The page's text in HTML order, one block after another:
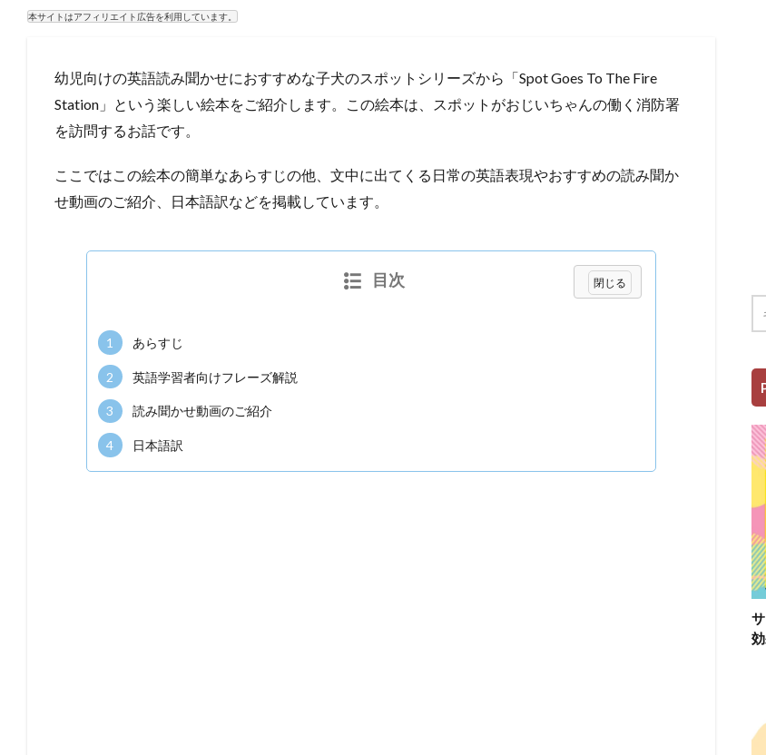
本サイトはアフィリエイト広告を利用しています。
幼児向けの英語読み聞かせにおすすめな子犬のスポットシリーズから「Spot Goes To The Fire
Station」という楽しい絵本をご紹介します。この絵本は、スポットがおじいちゃんの働く消防署
を訪問するお話です。
ここではこの絵本の簡単なあらすじの他、文中に出てくる日常の英語表現やおすすめの読み聞か
せ動画のご紹介、日本語訳などを掲載しています。
目次
1 あらすじ
2 英語学習者向けフレーズ解説
3 読み聞かせ動画のご紹介
4 日本語訳